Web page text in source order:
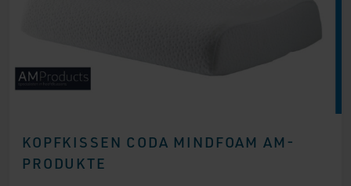
KOPFKISSEN CODA MINDFOAM AM-
PRODUKTE